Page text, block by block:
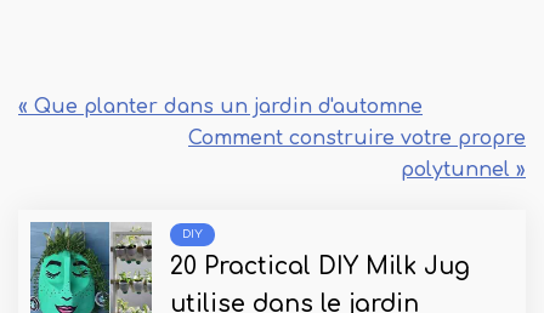
« Que planter dans un jardin d'automne
Comment construire votre propre
polytunnel »
DIY
20 Practical DIY Milk Jug
utilise dans le jardin